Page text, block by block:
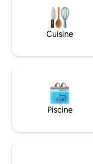
ÉQUIPÉE ! Par temps
détente, bulles,
dans notre spa et notre
d'entraînement. Il s’agit
de verdure, à l’usage
Cuisine
Piscine